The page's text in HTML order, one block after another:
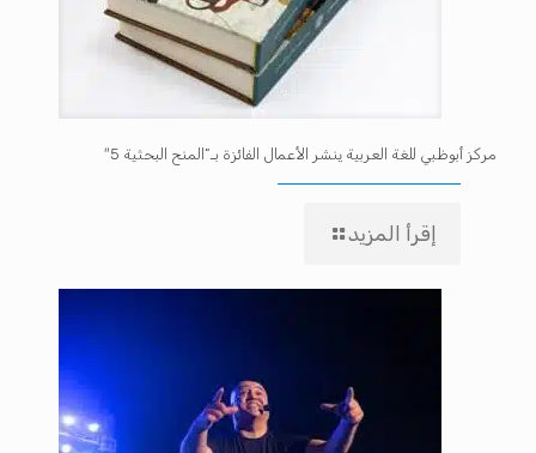
مركز أبوظبي للغة العربية ينشر الأعمال الفائزة بـ”المنح البحثية 5″
إقرأ المزيد